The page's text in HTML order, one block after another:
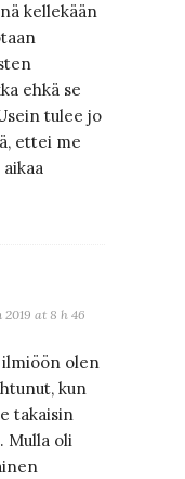
kellekään
ehkä se
tulee jo
ettei me
2019 at 8 h 46
olen
kun
takaisin
Mulla oli